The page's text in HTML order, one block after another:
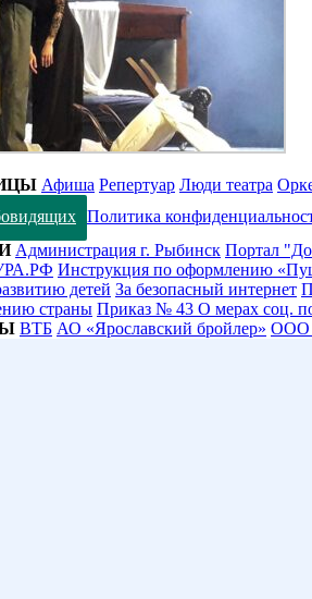
Афиша Репертуар Люди театра
Политика
Администрация г. Рыбинск Портал
Инструкция по оформлению
детей За безопасный интернет
страны Приказ № 43 О мерах соц.
ВТБ АО «Ярославский бройлер» ООО